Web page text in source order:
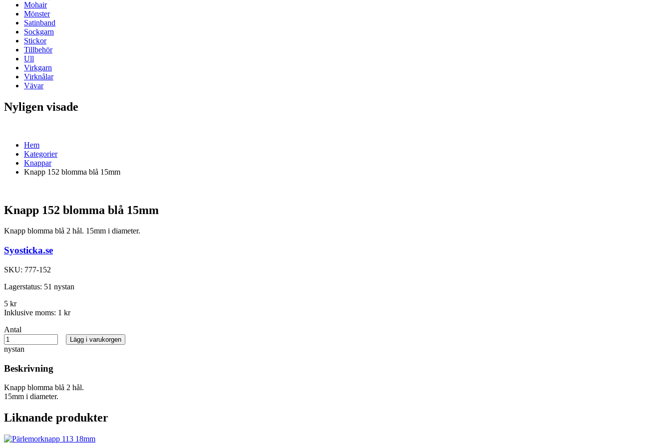
Mohair
Mönster
Satinband
Sockgarn
Stickor
Tillbehör
Ull
Virkgarn
Virknålar
Vävar
Nyligen visade
Hem
Kategorier
Knappar
Knapp 152 blomma blå 15mm
Knapp 152 blomma blå 15mm
Knapp blomma blå 2 hål. 15mm i diameter.
Syosticka.se
SKU: 777-152
Lagerstatus: 51 nystan
5 kr
Inklusive moms: 1 kr
Antal
nystan
Lägg i varukorgen
Beskrivning
Knapp blomma blå 2 hål.
15mm i diameter.
Liknande produkter